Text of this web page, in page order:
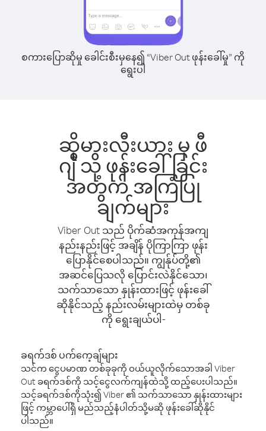
စကားပြောဆိုမှု ခေါင်းစီးမှနေ၍ “Viber Out ဖုန်းခေါ်မှု” ကို
ရွေးပါ
ဆိုမားလီးယား မှ ဖီ
ဂျီ သို့ ဖုန်းခေါ်ခြင်း
အတွက် အကြံပြု
ချက်များ
Viber Out သည် ပိုက်ဆံအကုန်အကျ
နည်းနည်းဖြင့် အချိန် ပိုကြာကြာ ဖုန်း
ပြောနိုင်စေပါသည်။ ကျွန်ုပ်တို့၏
အဆင်ပြေသလို ပြောင်းလဲနိုင်သော၊
သက်သာသော နှုန်းထားဖြင့် ဖုန်းခေါ်
ဆိုနိုင်သည့် နည်းလမ်းများထဲမှ တစ်ခု
ကို ရွေးချယ်ပါ-
ခရက်ဒစ် ပက်ကေ့ချ်များ
သင်က ငွေပမာဏ တစ်ခုခုကို ဝယ်ယူလိုက်သောအခါ Viber
Out ခရက်ဒစ်ကို သင့်ငွေလက်ကျန်ထဲသို့ ထည့်ပေးပါသည်။
သင့်ခရက်ဒစ်ကိုသုံး၍ Viber ၏ သက်သာသော နှုန်းထားများ
ဖြင့် ကမ္ဘာပေါ်ရှိ မည်သည့်နံပါတ်သို့မဆို ဖုန်းခေါ်ဆိုနိုင်
ပါသည်။